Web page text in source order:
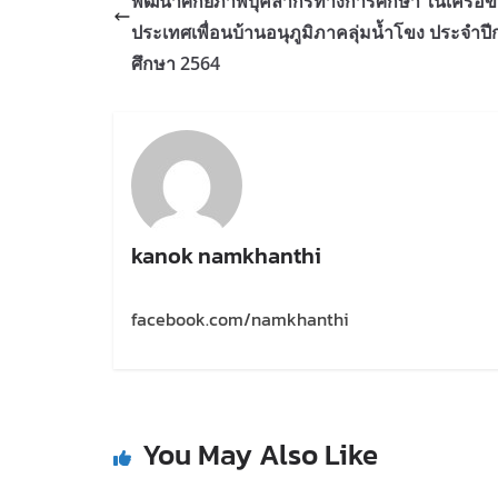
ประเทศเพื่อนบ้านอนุภูมิภาคลุ่มน้ำโขง ประจำปี
ศึกษา 2564
kanok namkhanthi
facebook.com/namkhanthi
You May Also Like